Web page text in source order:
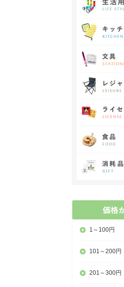
1～100円
101～200円
201～300円